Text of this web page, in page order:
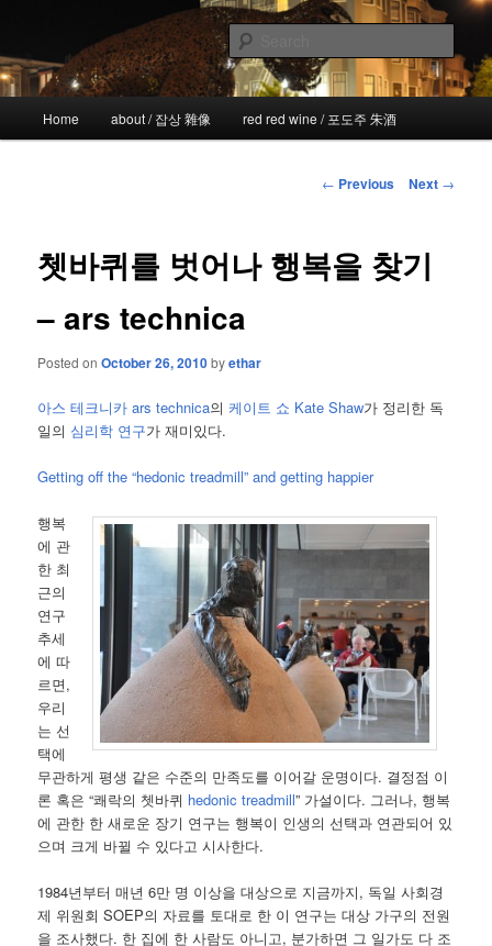
primary
content!wicked
the more I see the less I know
Home about / 잡상 雜像 red red wine / 포도주 朱酒
Post
← Previous Next →
쳇바퀴를 벗어나 행복을 찾기
– ars technica
Posted onOctober 26, 2010byethar
아스 테크니카 ars technica의케이트 쇼 Kate Shaw가 정리한 독
일의 심리학 연구가 재미있다.
Getting off the “hedonic treadmill” and getting happier
행복
에 관
한 최
근의
연구
추세
에 따
르면,
우리
는 선
택에
무관하게 평생 같은 수준의 만족도를 이어갈 운명이다. 결정점 이
론 혹은 “쾌락의 쳇바퀴 hedonic treadmill” 가설이다. 그러나, 행복
에 관한 한 새로운 장기 연구는 행복이 인생의 선택과 연관되어 있
으며 크게 바뀔 수 있다고 시사한다.
1984년부터 매년 6만 명 이상을 대상으로 지금까지, 독일 사회경
제 위원회 SOEP의 자료를 토대로 한 이 연구는 대상 가구의 전원
을 조사했다. 한 집에 한 사람도 아니고, 분가하면 그 일가도 다 조